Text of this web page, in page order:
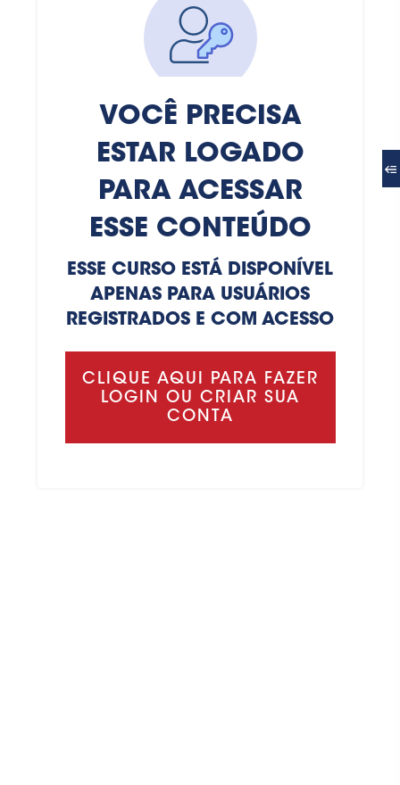
VOCÊ PRECISA
ESTAR LOGADO
PARA ACESSAR
ESSE CONTEÚDO
ESSE CURSO ESTÁ DISPONÍVEL
APENAS PARA USUÁRIOS
REGISTRADOS E COM ACESSO
CLIQUE AQUI PARA FAZER
LOGIN OU CRIAR SUA
CONTA